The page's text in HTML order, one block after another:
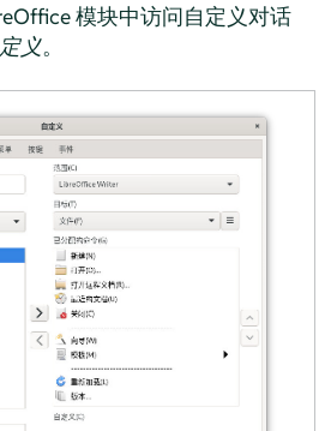
模块中访问自定义对话
义。